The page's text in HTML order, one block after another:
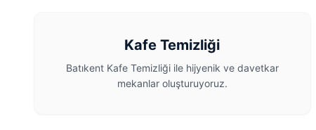
Kafe Temizliği
Batıkent Kafe Temizliği ile hijyenik ve davetkar
mekanlar oluşturuyoruz.